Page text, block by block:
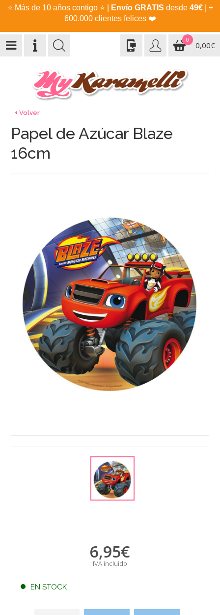
⭐ Más de 10 años contigo ⭐ Envío GRATIS desde 49€| +
600.000 clientes felices ❤️
0
0,00€
Volver
Papel de Azúcar Blaze
16cm
6,95€
IVA incluido
EN STOCK